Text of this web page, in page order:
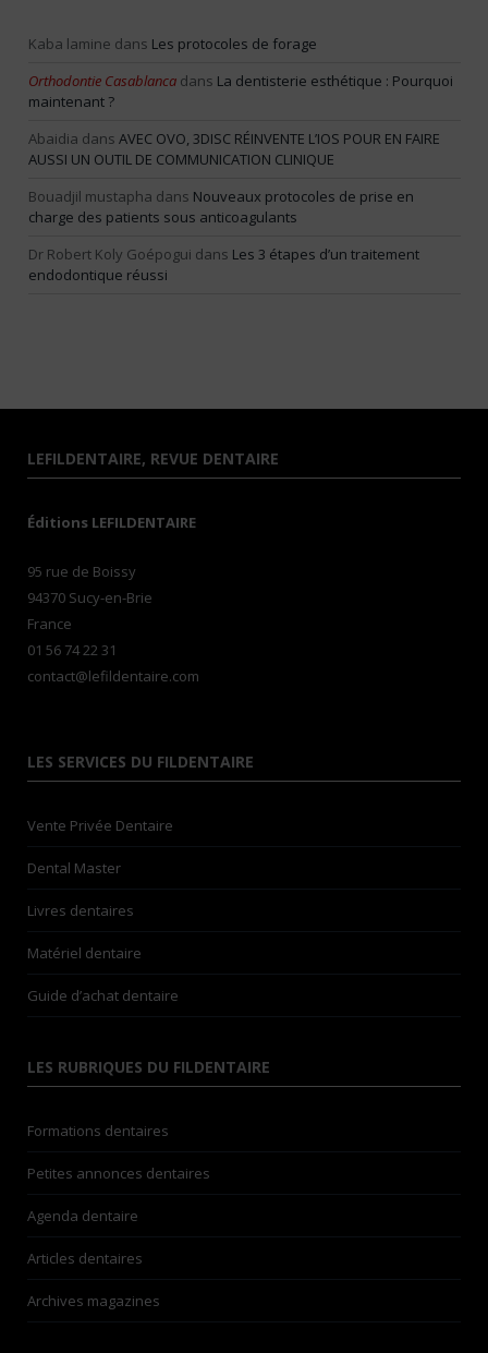
Kaba lamine dans Les protocoles de forage
Orthodontie Casablanca dans La dentisterie esthétique : Pourquoi
maintenant ?
Abaidia dans AVEC OVO, 3DISC RÉINVENTE L’IOS POUR EN FAIRE
AUSSI UN OUTIL DE COMMUNICATION CLINIQUE
Bouadjil mustapha dans Nouveaux protocoles de prise en
charge des patients sous anticoagulants
Dr Robert Koly Goépogui dans Les 3 étapes d’un traitement
endodontique réussi
LEFILDENTAIRE, REVUE DENTAIRE
Éditions LEFILDENTAIRE
95 rue de Boissy
94370 Sucy-en-Brie
France
01 56 74 22 31
contact@lefildentaire.com
LES SERVICES DU FILDENTAIRE
Vente Privée Dentaire
Dental Master
Livres dentaires
Matériel dentaire
Guide d’achat dentaire
LES RUBRIQUES DU FILDENTAIRE
Formations dentaires
Petites annonces dentaires
Agenda dentaire
Articles dentaires
Archives magazines